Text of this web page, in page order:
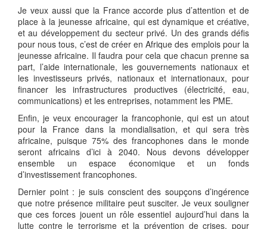
Je veux aussi que la France accorde plus d’attention et de
place à la jeunesse africaine, qui est dynamique et créative,
et au développement du secteur privé. Un des grands défis
pour nous tous, c’est de créer en Afrique des emplois pour la
jeunesse africaine. Il faudra pour cela que chacun prenne sa
part, l’aide internationale, les gouvernements nationaux et
les investisseurs privés, nationaux et internationaux, pour
financer les infrastructures productives (électricité, eau,
communications) et les entreprises, notamment les PME.
Enfin, je veux encourager la francophonie, qui est un atout
pour la France dans la mondialisation, et qui sera très
africaine, puisque 75% des francophones dans le monde
seront africains d’ici à 2040. Nous devons développer
ensemble un espace économique et un fonds
d’investissement francophones.
Dernier point : je suis conscient des soupçons d’ingérence
que notre présence militaire peut susciter. Je veux souligner
que ces forces jouent un rôle essentiel aujourd’hui dans la
lutte contre le terrorisme et la prévention de crises, pour